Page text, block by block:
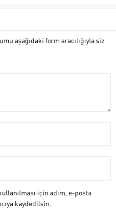
aşağıdaki form aracılığıyla siz
için adım, e-posta
kaydedilsin.